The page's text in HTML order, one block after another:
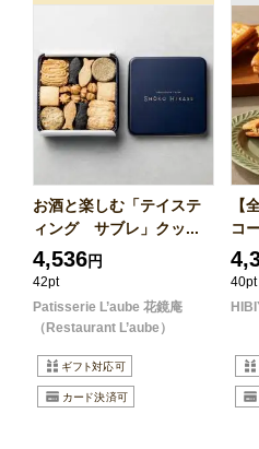
お酒と楽しむ「テイステ
ィング サブレ」クッ...
4,536円
42pt
Patisserie L’aube 花鏡庵
（Restaurant L’aube）
【
コ
40pt